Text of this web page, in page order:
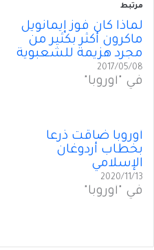
مرتبط
لماذا كان فوز إيمانويل
ماكرون أكثر بكثير من
مجرد هزيمة للشعبوية
2017/05/08
في "أوروبا"
أوروبا ضاقت ذرعاً
بخطاب أردوغان
الإسلامي
2020/11/13
في "أوروبا"